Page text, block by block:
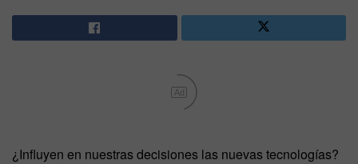
Ad
¿Influyen en nuestras decisiones las nuevas tecnologías?